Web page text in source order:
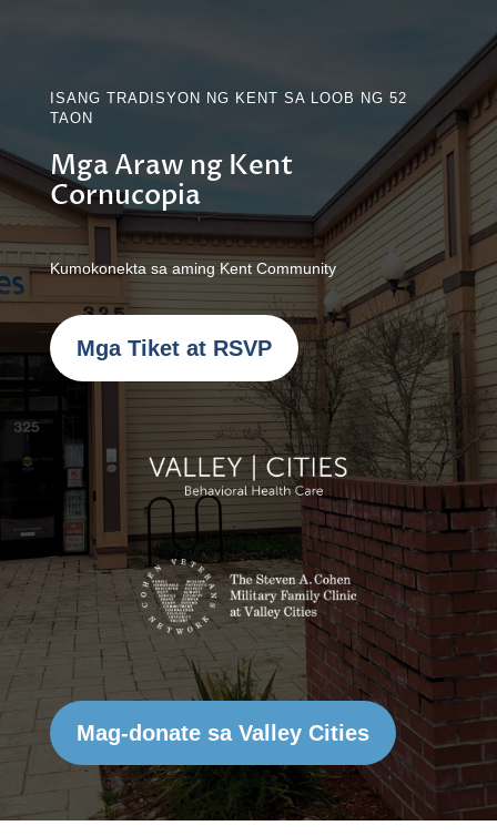
ISANG TRADISYON NG KENT SA LOOB NG 52
TAON
Mga Araw ng Kent
Cornucopia
Kumokonekta sa aming Kent Community
Mga Tiket at RSVP
Mag-donate sa Valley Cities